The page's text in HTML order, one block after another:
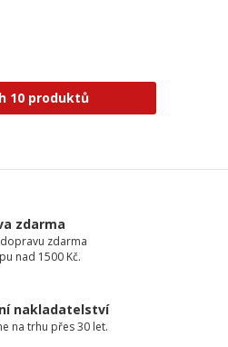
10 produktů
zdarma
zdarma
nad 1500 Kč.
nakladatelství
na trhu přes 30 let.